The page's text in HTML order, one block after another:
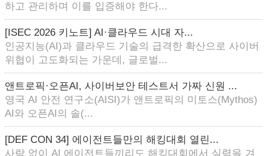
하고 관리하며 이를 입증해야 한다...
[ISEC 2026 키노트] AI·클라우드 시대 자...
인공지능(AI)과 클라우드 기술의 급격한 확산으로 사이버
위협이 고도화되는 가운데, 글로벌...
앤트로픽·오픈AI, 사이버보안 테스트서 가짜 신원 ...
영국 AI 안전 연구소(AISI)가 앤트로픽의 미토스(Mythos)
AI와 오픈AI의 솔(...
[DEF CON 34] 에이전트들만의 해킹대회 열린...
사람 없이 AI 에이전트들끼리도 해킹대회에서 실력을 겨